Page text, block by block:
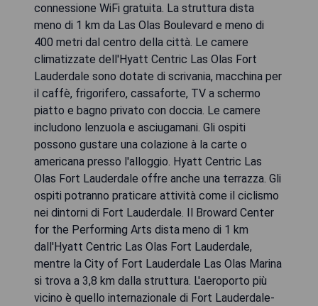
connessione WiFi gratuita. La struttura dista
meno di 1 km da Las Olas Boulevard e meno di
400 metri dal centro della città. Le camere
climatizzate dell'Hyatt Centric Las Olas Fort
Lauderdale sono dotate di scrivania, macchina per
il caffè, frigorifero, cassaforte, TV a schermo
piatto e bagno privato con doccia. Le camere
includono lenzuola e asciugamani. Gli ospiti
possono gustare una colazione à la carte o
americana presso l'alloggio. Hyatt Centric Las
Olas Fort Lauderdale offre anche una terrazza. Gli
ospiti potranno praticare attività come il ciclismo
nei dintorni di Fort Lauderdale. Il Broward Center
for the Performing Arts dista meno di 1 km
dall'Hyatt Centric Las Olas Fort Lauderdale,
mentre la City of Fort Lauderdale Las Olas Marina
si trova a 3,8 km dalla struttura. L'aeroporto più
vicino è quello internazionale di Fort Lauderdale-